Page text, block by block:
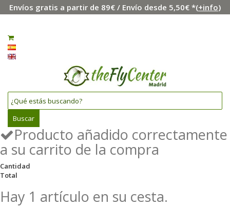
Envíos gratis a partir de 89€ / Envío desde 5,50€ *(+info)
Buscar
Producto añadido correctamente
a su carrito de la compra
Cantidad
Total
Hay 1 artículo en su cesta.